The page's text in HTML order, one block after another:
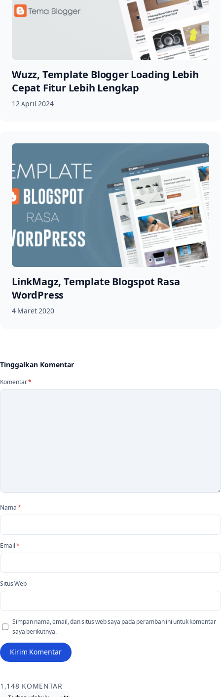
Wuzz, Template Blogger Loading Lebih
Cepat Fitur Lebih Lengkap
12 April 2024
LinkMagz, Template Blogspot Rasa
WordPress
4 Maret 2020
Tinggalkan Komentar
Komentar*
Nama *
Email *
Situs Web
Simpan nama, email, dan situs web saya pada peramban ini untuk komentar
saya berikutnya.
1,148 KOMENTAR